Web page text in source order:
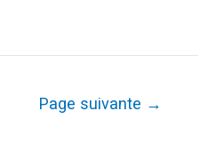
Page suivante →